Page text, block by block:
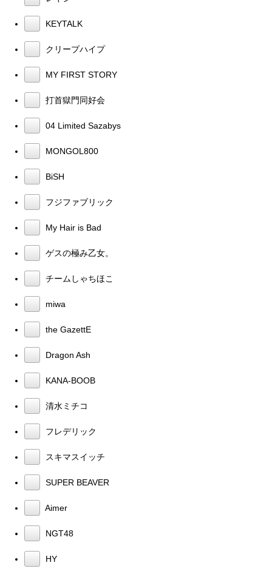
KEYTALK
クリープハイプ
MY FIRST STORY
打首獄門同好会
04 Limited Sazabys
MONGOL800
BiSH
フジファブリック
My Hair is Bad
ゲスの極み乙女。
チームしゃちほこ
miwa
the GazettE
Dragon Ash
KANA-BOOB
清水ミチコ
フレデリック
スキマスイッチ
SUPER BEAVER
Aimer
NGT48
HY